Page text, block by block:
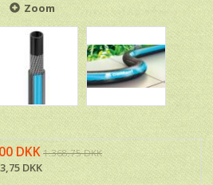
Zoom
DKK1.368,75 DKK
DKK